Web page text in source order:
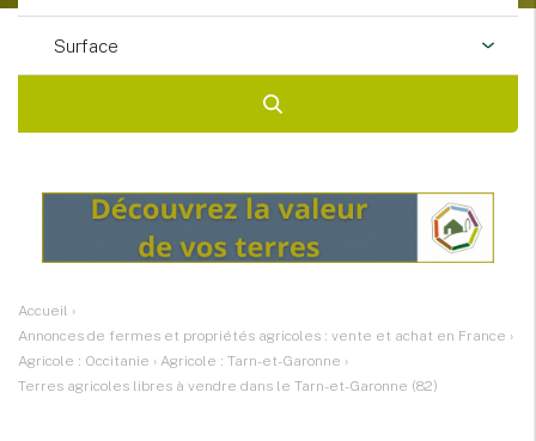
Surface
Accueil ›
Annonces de fermes et propriétés agricoles : vente et achat en France ›
Agricole : Occitanie › Agricole : Tarn-et-Garonne ›
Terres agricoles libres à vendre dans le Tarn-et-Garonne (82)